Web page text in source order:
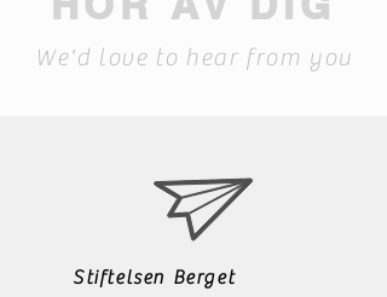
We'd love to hear from you
Stiftelsen Berget